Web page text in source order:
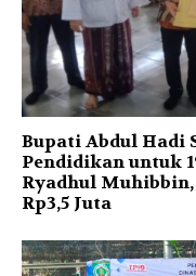
Bupati Abdul Hadi
Pendidikan untuk
Ryadhul Muhibbin,
Rp3,5 Juta